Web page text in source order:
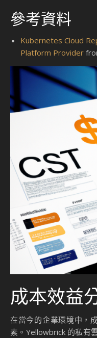
參考資料
Kubernetes Cloud
Platform Provider
成本效益
在當今的企業環境中，
素。Yellowbrick 的私有